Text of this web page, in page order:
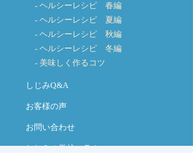
ヘルシーレシピ 春編
ヘルシーレシピ 夏編
ヘルシーレシピ 秋編
ヘルシーレシピ 冬編
美味しく作るコツ
しじみQ&A
お客様の声
お問い合わせ
しじみの学校コラム